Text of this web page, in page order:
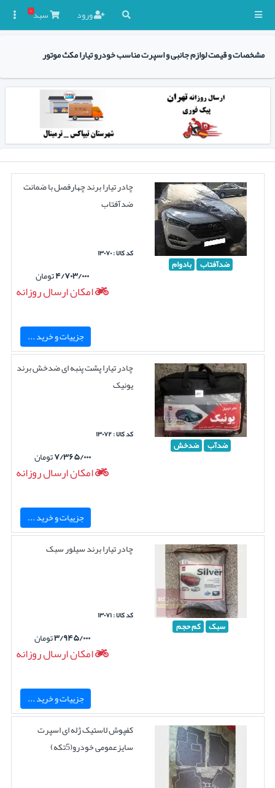
ورود سبد۰
مشخصات و قیمت لوازم جانبی و اسپرت مناسب خودرو تیارا مکث موتور
ضدآفتاب بادوام
چادر تیارا برند چهارفصل با ضمانت
ضدآفتاب
کد کالا : ۱۳۰۷۰
۴/۷۰۳/۰۰۰تومان
امکان ارسال روزانه
جزییات و خرید ...
ضدآب ضدخش
چادر تیارا پشت پنبه ای ضدخش برند
یونیک
کد کالا : ۱۳۰۷۲
۷/۳۶۵/۰۰۰تومان
امکان ارسال روزانه
جزییات و خرید ...
سبک کم حجم
چادر تیارا برند سیلور سبک
کد کالا : ۱۳۰۷۱
۳/۹۴۵/۰۰۰تومان
امکان ارسال روزانه
جزییات و خرید ...
کفپوش لاستیک ژله ای اسپرت
سایزعمومی خودرو(5تکه)